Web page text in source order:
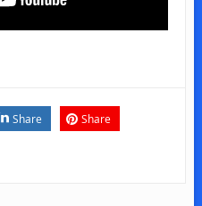
Share Share